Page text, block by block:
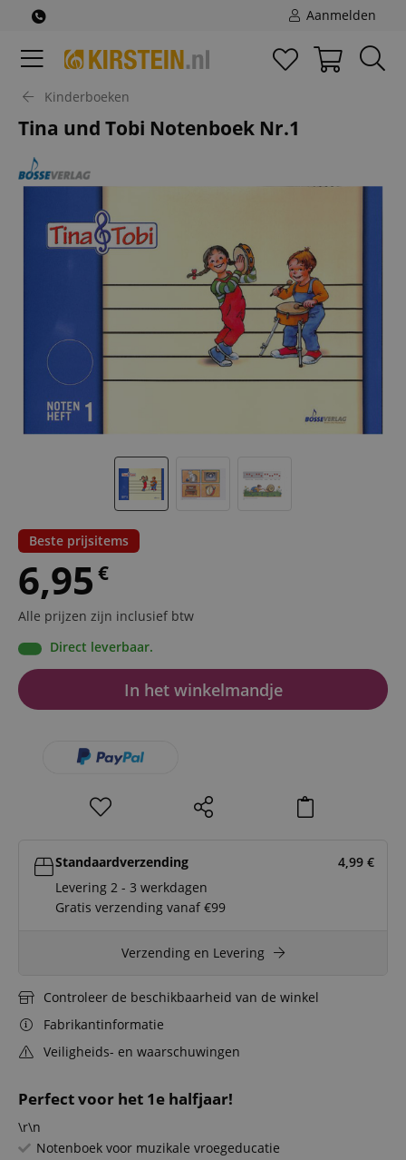
Aanmelden
Kinderboeken
Tina und Tobi Notenboek Nr.1
Perfect voor het 1e halfjaar!
\r\n
Notenboek voor muzikale vroegeducatie
Beste prijsitems
6,95 €
Alle prijzen zijn inclusief btw
Direct leverbaar.
In het winkelmandje
Standaardverzending 4,99 €
Levering 2 - 3 werkdagen
Gratis verzending vanaf €99
Verzending en Levering
Controleer de beschikbaarheid van de winkel
Fabrikantinformatie
Veiligheids- en waarschuwingen